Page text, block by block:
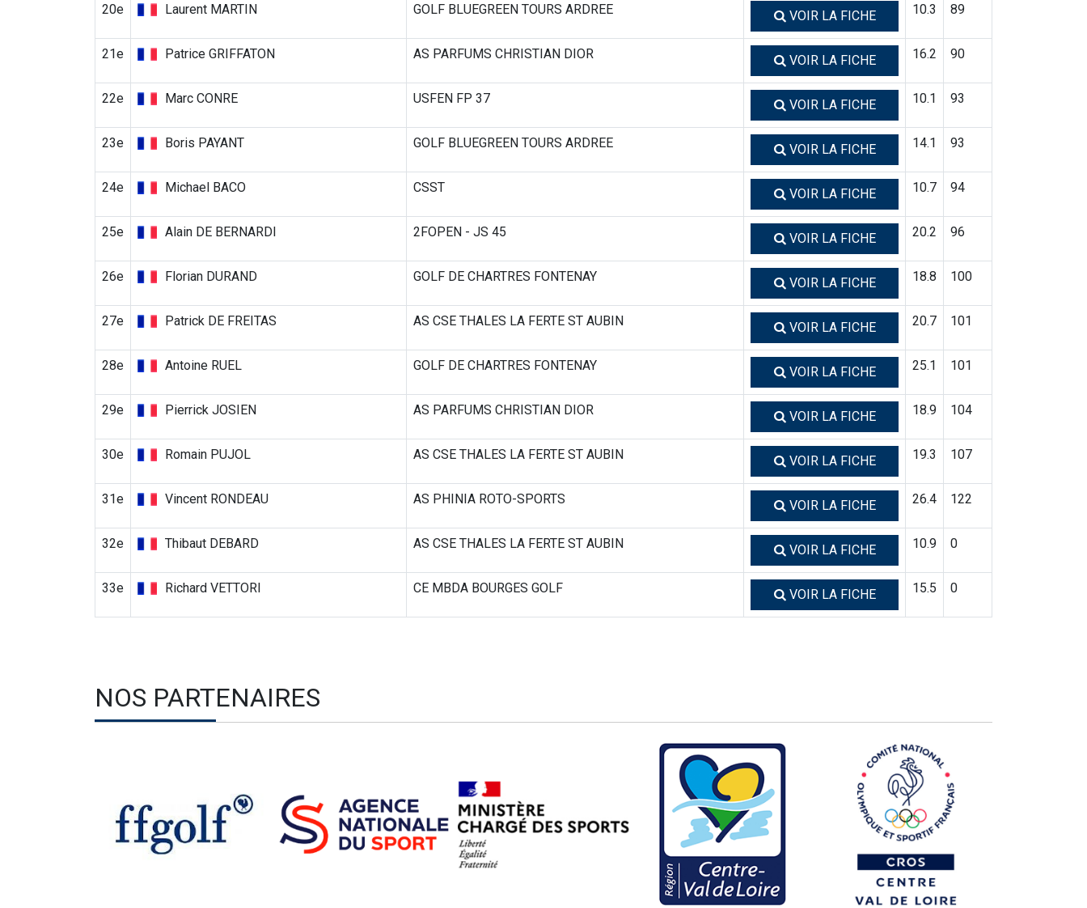
20e Laurent MARTIN GOLF BLUEGREEN TOURS ARDREE VOIR LA FICHE 10.3 89
21e Patrice GRIFFATON AS PARFUMS CHRISTIAN DIOR VOIR LA FICHE 16.2 90
22e Marc CONRE USFEN FP 37 VOIR LA FICHE 10.1 93
23e Boris PAYANT GOLF BLUEGREEN TOURS ARDREE VOIR LA FICHE 14.1 93
24e Michael BACO CSST VOIR LA FICHE 10.7 94
25e Alain DE BERNARDI 2FOPEN - JS 45 VOIR LA FICHE 20.2 96
26e Florian DURAND GOLF DE CHARTRES FONTENAY VOIR LA FICHE 18.8 100
27e Patrick DE FREITAS AS CSE THALES LA FERTE ST AUBIN VOIR LA FICHE 20.7 101
28e Antoine RUEL GOLF DE CHARTRES FONTENAY VOIR LA FICHE 25.1 101
29e Pierrick JOSIEN AS PARFUMS CHRISTIAN DIOR VOIR LA FICHE 18.9 104
30e Romain PUJOL AS CSE THALES LA FERTE ST AUBIN VOIR LA FICHE 19.3 107
31e Vincent RONDEAU AS PHINIA ROTO-SPORTS VOIR LA FICHE 26.4 122
32e Thibaut DEBARD AS CSE THALES LA FERTE ST AUBIN VOIR LA FICHE 10.9 0
33e Richard VETTORI CE MBDA BOURGES GOLF VOIR LA FICHE 15.5 0
NOS PARTENAIRES